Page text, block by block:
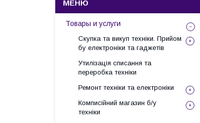
Товары и услуги
Скупка та викуп техніки. Прийом
бу електроніки та гаджетів
Утилізація списання та
переробка техніки
Ремонт техніки та електроніки
Комписійний магазин б/у
техніки